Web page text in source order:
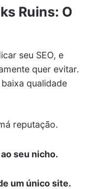
Ruins: O
seu SEO, e
quer evitar.
qualidade
reputação.
seu nicho.
um único site.